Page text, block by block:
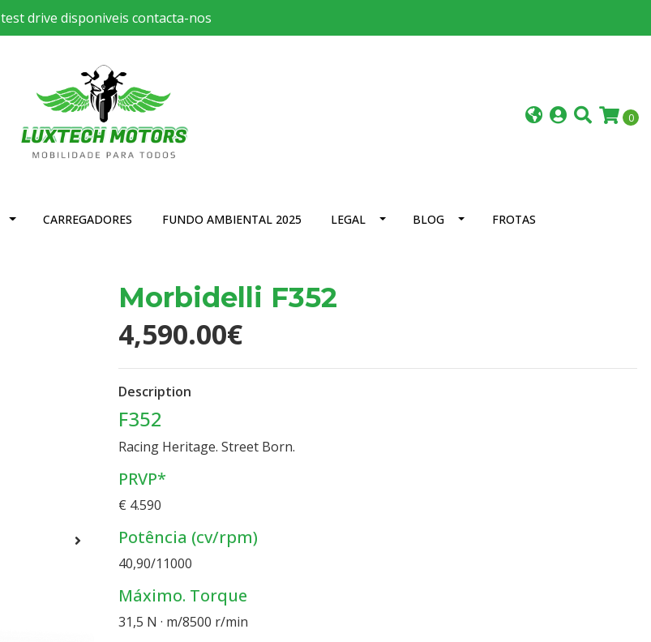
test drive disponiveis contacta-nos
0
CARREGADORES FUNDO AMBIENTAL 2025 LEGAL BLOG FROTAS
Morbidelli F352
4,590.00€
Description
F352
Racing Heritage. Street Born.
PRVP*
€ 4.590
Potência (cv/rpm)
40,90/11000
Máximo. Torque
31,5 N · m/8500 r/min